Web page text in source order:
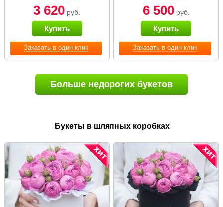
Заказать в один клик
3 620 руб.
Купить
Заказать в один клик
6 500руб.
Купить
Больше недорогих букетов
Букеты в шляпных коробках